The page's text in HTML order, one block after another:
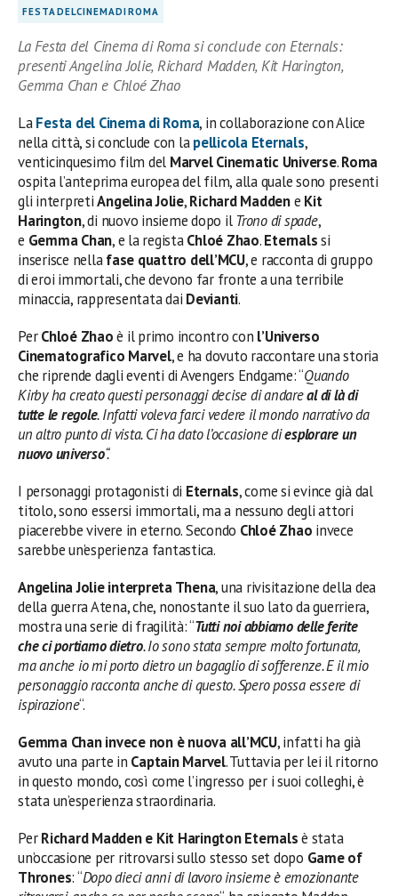
FESTADELCINEMADIROMA
La Festa del Cinema di Roma si conclude con Eternals:
presenti Angelina Jolie, Richard Madden, Kit Harington,
Gemma Chan e Chloé Zhao
LaFesta del Cinema di Roma, in collaborazione con Alice
nella città, si conclude con lapellicola Eternals,
venticinquesimo film del Marvel Cinematic Universe.Roma
ospita l’anteprima europea del film, alla quale sono presenti
gli interpretiAngelina Jolie,Richard Maddene Kit
Harington, di nuovo insieme dopo il Trono di spade,
e Gemma Chan, e la registaChloé Zhao.Eternalssi
inserisce nellafase quattro dell’MCU, e racconta di gruppo
di eroi immortali, che devono far fronte a una terribile
minaccia, rappresentata dai Devianti.
PerChloé Zhaoè il primo incontro con l’Universo
Cinematografico Marvel, e ha dovuto raccontare una storia
che riprende dagli eventi di Avengers Endgame: “Quando
Kirby ha creato questi personaggi decise di andareal di là di
tutte le regole. Infatti voleva farci vedere il mondo narrativo da
un altro punto di vista. Ci ha dato l’occasione diesplorare un
nuovo universo“.
I personaggi protagonisti di Eternals, come si evince già dal
titolo, sono essersi immortali, ma a nessuno degli attori
piacerebbe vivere in eterno. Secondo Chloé Zhao invece
sarebbe un’esperienza fantastica.
Angelina Jolie interpreta Thena, una rivisitazione della dea
della guerra Atena, che, nonostante il suo lato da guerriera,
mostra una serie di fragilità: “Tuttinoi abbiamo delle ferite
che ci portiamo dietro. Io sono stata sempre molto fortunata,
ma anche io mi porto dietro un bagaglio di sofferenze. E il mio
personaggio racconta anche di questo. Spero possa essere di
ispirazione“.
Gemma Chan invece non è nuova all’MCU, infatti ha già
avuto una parte in Captain Marvel. Tuttavia per lei il ritorno
in questo mondo, così come l’ingresso per i suoi colleghi, è
stata un’esperienza straordinaria.
PerRichard Madden e Kit Harington Eternalsè stata
un’occasione per ritrovarsi sullo stesso set dopo Game of
Thrones: “Dopo dieci anni di lavoro insieme è emozionante